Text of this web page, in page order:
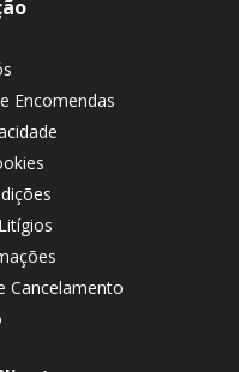
Encomendas
Cancelamento